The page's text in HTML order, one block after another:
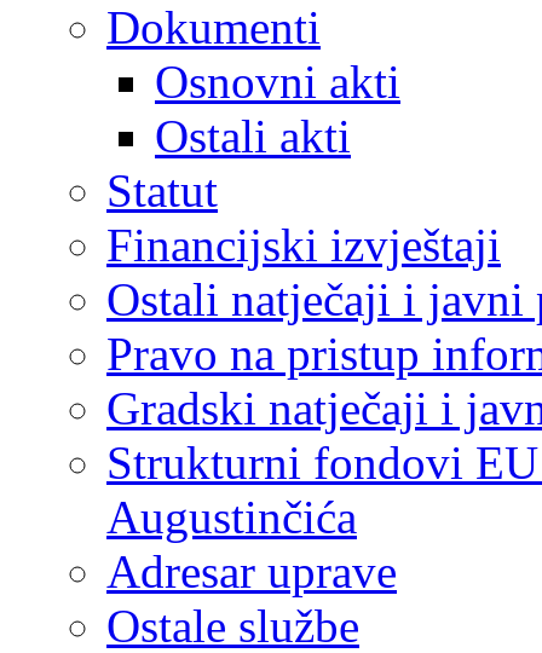
Dokumenti
Osnovni akti
Ostali akti
Statut
Financijski izvještaji
Ostali natječaji i javni
Pravo na pristup
Gradski natječaji i
Strukturni fondovi
Augustinčića
Adresar uprave
Ostale službe